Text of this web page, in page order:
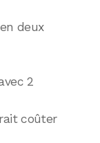
deux
2
coûter